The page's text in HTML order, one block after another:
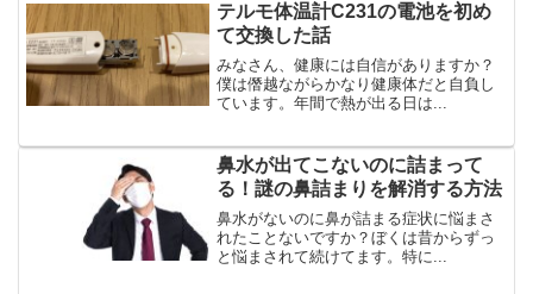
テルモ体温計C231の電池を初め
て交換した話
みなさん、健康には自信がありますか？
僕は僭越ながらかなり健康体だと自負し
ています。年間で熱が出る日は...
鼻水が出てこないのに詰まって
る！謎の鼻詰まりを解消する方法
鼻水がないのに鼻が詰まる症状に悩まさ
れたことないですか？ぼくは昔からずっ
と悩まされて続けてます。特に...